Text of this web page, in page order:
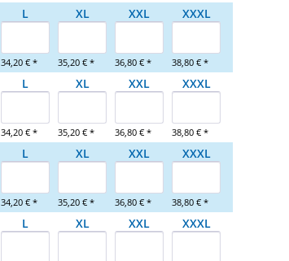
L
34,20 € *
XL
35,20 € *
XXL
36,80 € *
XXXL
38,80 € *
L
34,20 € *
XL
35,20 € *
XXL
36,80 € *
XXXL
38,80 € *
L
34,20 € *
XL
35,20 € *
XXL
36,80 € *
XXXL
38,80 € *
L XL XXL XXXL